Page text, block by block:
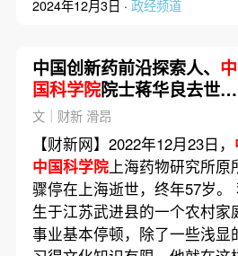
2024年12月3日 · 政经频道
中国创新药前沿探索人、 中
国科学院院士蒋华良去世｜
讣闻
文｜财新 滑昂
【财新网】2022年12月23日，
中国科学院上海药物研究所原
骤停在上海逝世，终年57岁。
生于江苏武进县的一个农村家
事业基本停顿，除了一些浅显